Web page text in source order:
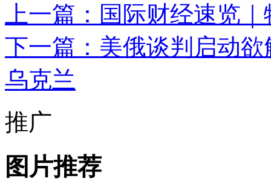
上一篇：国际财经速览
下一篇：美俄谈判启动
乌克兰
推广
图片推荐